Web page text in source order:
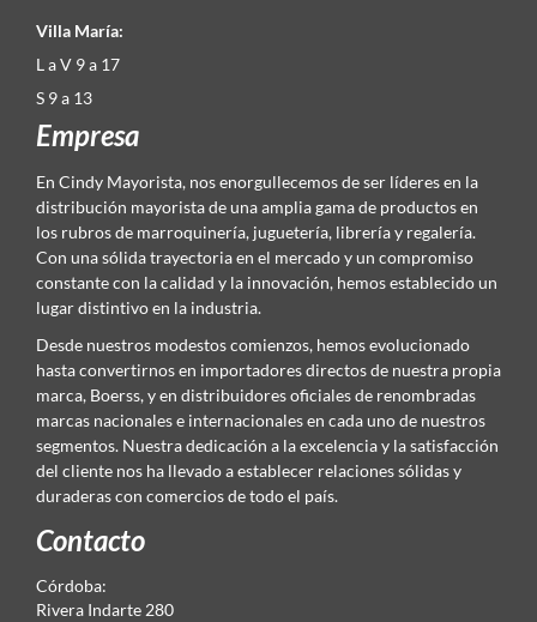
Villa María:
L a V 9 a 17
S 9 a 13
Empresa
En Cindy Mayorista, nos enorgullecemos de ser líderes en la
distribución mayorista de una amplia gama de productos en
los rubros de marroquinería, juguetería, librería y regalería.
Con una sólida trayectoria en el mercado y un compromiso
constante con la calidad y la innovación, hemos establecido un
lugar distintivo en la industria.
Desde nuestros modestos comienzos, hemos evolucionado
hasta convertirnos en importadores directos de nuestra propia
marca, Boerss, y en distribuidores oficiales de renombradas
marcas nacionales e internacionales en cada uno de nuestros
segmentos. Nuestra dedicación a la excelencia y la satisfacción
del cliente nos ha llevado a establecer relaciones sólidas y
duraderas con comercios de todo el país.
Contacto
Córdoba:
Rivera Indarte 280